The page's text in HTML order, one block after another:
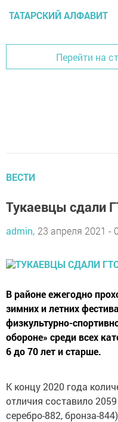
ТАТАРСКИЙ АЛФАВИТ
Перейти на
ВЕСТИ
Тукаевцы сдали
admin, 23 апреля 2021 -
В районе ежегодно
зимних и летних
физкультурно-
обороне» среди всех
6 до 70 лет и старше.
К концу 2020 года
отличия составило
серебро-882, бронза-